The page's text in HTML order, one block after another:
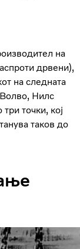
на
дрвени),
на следната
Нилс
точки, кој
таков до